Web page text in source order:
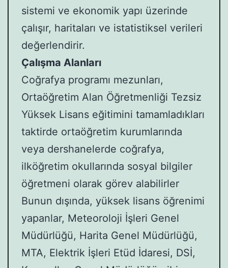
sistemi ve ekonomik yapı üzerinde
çalışır, haritaları ve istatistiksel verileri
değerlendirir.
Çalışma Alanları
Coğrafya programı mezunları,
Ortaöğretim Alan Öğretmenliği Tezsiz
Yüksek Lisans eğitimini tamamladıkları
taktirde ortaöğretim kurumlarında
veya dershanelerde coğrafya,
ilköğretim okullarında sosyal bilgiler
öğretmeni olarak görev alabilirler
Bunun dışında, yüksek lisans öğrenimi
yapanlar, Meteoroloji İşleri Genel
Müdürlüğü, Harita Genel Müdürlüğü,
MTA, Elektrik İşleri Etüd İdaresi, DSİ,